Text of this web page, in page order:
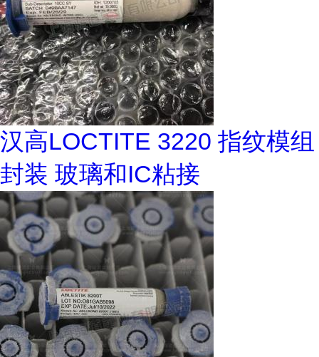
汉高LOCTITE 3220 指纹模组
封装 玻璃和IC粘接